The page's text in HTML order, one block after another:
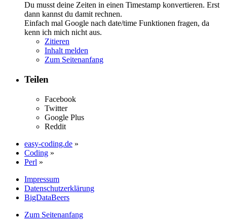
Du musst deine Zeiten in einen Timestamp konvertieren. Erst
dann kannst du damit rechnen.
Einfach mal Google nach date/time Funktionen fragen, da
kenn ich mich nicht aus.
Zitieren
Inhalt melden
Zum Seitenanfang
Teilen
Facebook
Twitter
Google Plus
Reddit
easy-coding.de »
Coding »
Perl »
Impressum
Datenschutzerklärung
BigDataBeers
Zum Seitenanfang